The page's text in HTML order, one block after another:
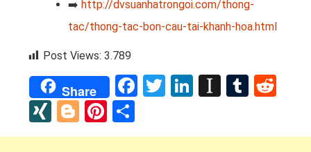
➡️ http://dvsuanhatrongoi.com/thong-
tac/thong-tac-bon-cau-tai-khanh-hoa.html
Post Views: 3.789
Share Facebook
Twitter
LinkedIn
XINGBloggerPinterest